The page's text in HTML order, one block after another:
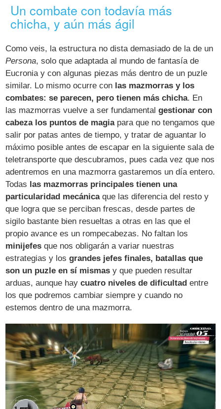
Un combate con todavía más
chicha, y aún más ágil
Como veis, la estructura no dista demasiado de la de un
Persona, solo que adaptada al mundo de fantasía de
Eucronia y con algunas piezas más dentro de un puzle
similar. Lo mismo ocurre con las mazmorras y los
combates: se parecen, pero tienen más chicha. En
las mazmorras vuelve a ser fundamentalgestionar con
cabeza los puntos de magiapara que no tengamos que
salir por patas antes de tiempo, y tratar de aguantar lo
máximo posible antes de escapar en la siguiente sala de
teletransporte que descubramos, pues cada vez que nos
adentremos en una mazmorra gastaremos un día entero.
Todas las mazmorras principales tienen una
particularidad mecánicaque las diferencia del resto y
que logra que se perciban frescas, desde partes de
sigilo bastante bien resueltas a otras en las que el
propio avance es un rompecabezas. No faltan los
minijefes que nos obligarán a variar nuestras
estrategias y losgrandes jefes finales, batallas que
son un puzle en sí mismas y que pueden resultar
arduas, aunque haycuatro niveles de dificultad entre
los que podremos cambiar siempre y cuando no
estemos dentro de una mazmorra.